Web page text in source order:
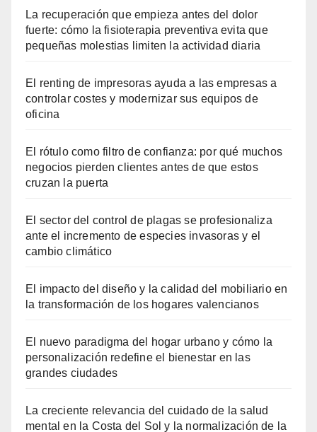
La recuperación que empieza antes del dolor
fuerte: cómo la fisioterapia preventiva evita que
pequeñas molestias limiten la actividad diaria
El renting de impresoras ayuda a las empresas a
controlar costes y modernizar sus equipos de
oficina
El rótulo como filtro de confianza: por qué muchos
negocios pierden clientes antes de que estos
cruzan la puerta
El sector del control de plagas se profesionaliza
ante el incremento de especies invasoras y el
cambio climático
El impacto del diseño y la calidad del mobiliario en
la transformación de los hogares valencianos
El nuevo paradigma del hogar urbano y cómo la
personalización redefine el bienestar en las
grandes ciudades
La creciente relevancia del cuidado de la salud
mental en la Costa del Sol y la normalización de la